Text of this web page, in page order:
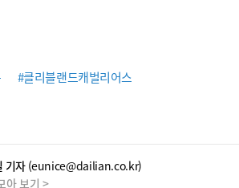
#클리블랜드캐벌리어스
기자 (eunice@dailian.co.kr)
아 보기 >